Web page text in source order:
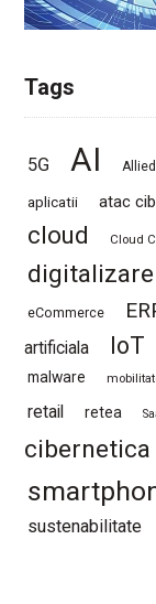
Tags
5G AI
aplicatii atac
cloud Cloud
digitalizare
eCommerce
artificiala
IoT
malware
retail retea
cibernetica
sustenabilitate